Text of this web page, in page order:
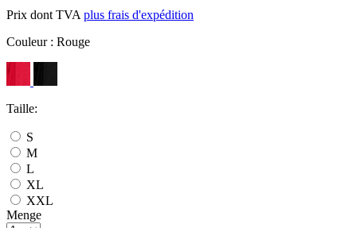
Prix dont TVA plus frais d'expédition
Couleur : Rouge
Taille:
S
M
L
XL
XXL
Menge